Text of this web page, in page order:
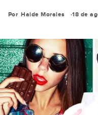
Por Haide Morales 18 de